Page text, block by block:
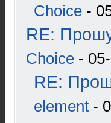
Choice -
RE:
Choice -
RE:
element -